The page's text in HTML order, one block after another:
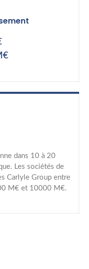
dans 10 à 20
Les sociétés de
Carlyle Group entre
M€ et 10000 M€.